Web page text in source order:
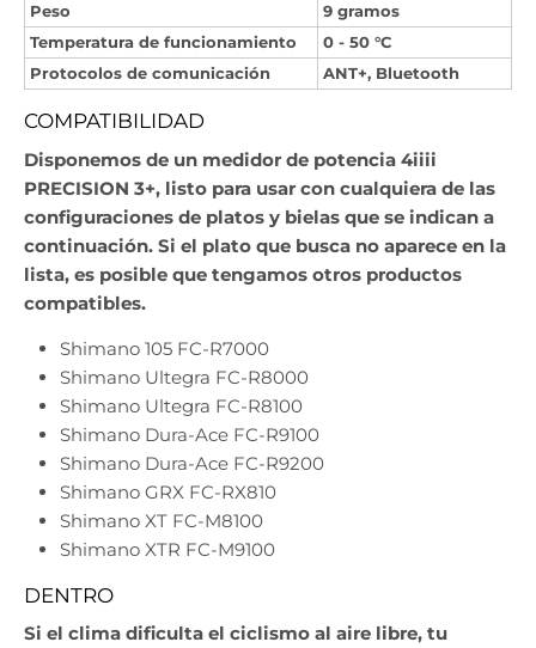
Peso
9 gramos
Temperatura de funcionamiento
0 - 50 °C
Protocolos de comunicación
ANT+, Bluetooth
COMPATIBILIDAD
Disponemos de un medidor de potencia 4iiii
PRECISION 3+, listo para usar con cualquiera de las
configuraciones de platos y bielas que se indican a
continuación. Si el plato que busca no aparece en la
lista, es posible que tengamos otros productos
compatibles.
Shimano 105 FC-R7000
Shimano Ultegra FC-R8000
Shimano Ultegra FC-R8100
Shimano Dura-Ace FC-R9100
Shimano Dura-Ace FC-R9200
Shimano GRX FC-RX810
Shimano XT FC-M8100
Shimano XTR FC-M9100
DENTRO
Si el clima dificulta el ciclismo al aire libre, tu